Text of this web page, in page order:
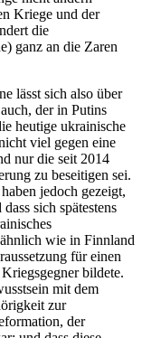
Kriege und der
die
ganz an die Zaren
lässt sich also über
der in Putins
heutige ukrainische
viel gegen eine
nur die seit 2014
zu beseitigen sei.
jedoch gezeigt,
sich spätestens
wie in Finnland
für einen
bildete.
mit dem
zur
der